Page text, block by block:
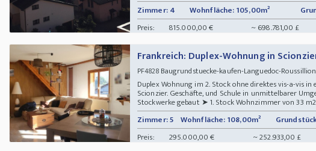
Zimmer: 4
Wohnfläche: 105,00m²
Preis:
815.000,00 € ~ 698.781,00 £
Frankreich: Duplex-Wohnung in
PF4828Baugrundstuecke-kaufen-Languedoc-
Duplex Wohnung im 2. Stock ohne direktes vis-a-vis
Scionzier. Geschäfte, und Schule in unmittelbarer
Stockwerke gebaut ➤ 1. Stock Wohnzimmer von 33
Zimmer: 5 Wohnfläche: 108,00m²
Preis:
295.000,00 € ~ 252.933,00 £